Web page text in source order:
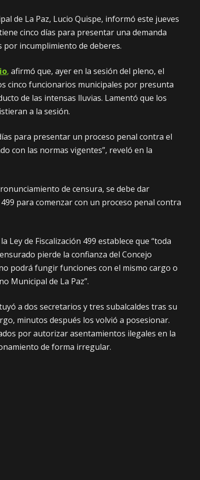
de La Paz, Lucio Quispe, informó este jueves
cinco días para presentar una demanda
por incumplimiento de deberes.
, afirmó que, ayer en la sesión del pleno, el
cinco funcionarios municipales por presunta
de las intensas lluvias. Lamentó que los
a la sesión.
para presentar un proceso penal contra el
con las normas vigentes”, reveló en la
de censura, se debe dar
para comenzar con un proceso penal contra
Ley de Fiscalización 499 establece que “toda
pierde la confianza del Concejo
podrá fungir funciones con el mismo cargo o
Municipal de La Paz”.
a dos secretarios y tres subalcaldes tras su
minutos después los volvió a posesionar.
por autorizar asentamientos ilegales en la
de forma irregular.